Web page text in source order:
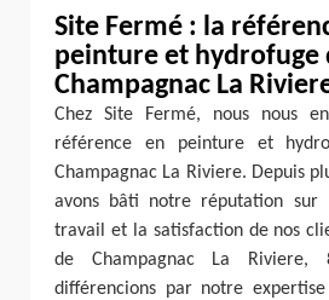
Site Fermé : la
peinture et hydrofuge
Champagnac La
Chez Site Fermé, nous nous
référence en peinture et
Champagnac La Riviere. Depuis
avons bâti notre réputation
travail et la satisfaction de nos
de Champagnac La Riviere,
différencions par notre